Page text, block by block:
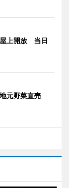
上開放 当日
元野菜直売